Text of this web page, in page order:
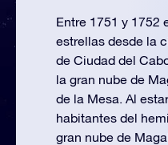
Entre 1751 y 1752
estrellas desde la
de Ciudad del
la gran nube de
de la Mesa. Al
habitantes del
gran nube de